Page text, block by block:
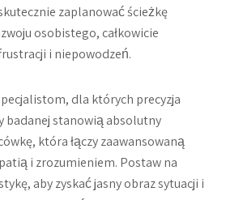
zaplanować ścieżkę
osobistego, całkowicie
i niepowodzeń.
dla których precyzja
badanej stanowią absolutny
która łączy zaawansowaną
i zrozumieniem. Postaw na
aby zyskać jasny obraz sytuacji i